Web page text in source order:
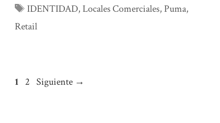
Etiquetas
IDENTIDAD,Locales Comerciales, Puma,
Retail
Página
1 Página
2 Siguiente →